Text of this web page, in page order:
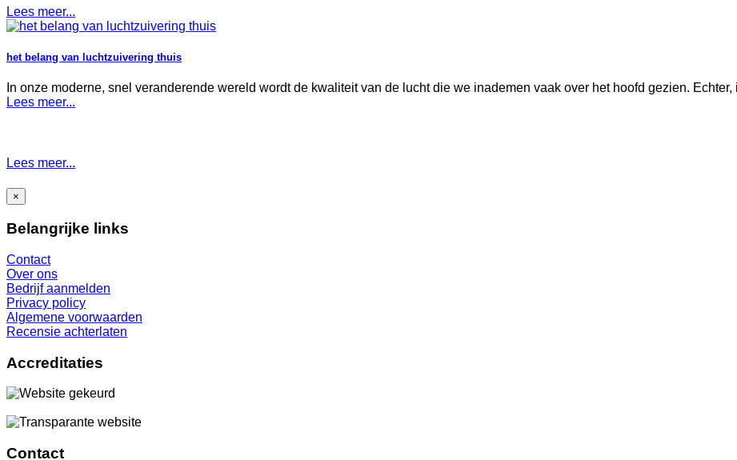
Lees meer...
het belang van luchtzuivering thuis
In onze moderne, snel veranderende wereld wordt de kwaliteit van de lucht die we inademen vaak over het hoofd gezien. Echter,
Lees meer...
Lees meer...
×
Belangrijke links
Contact
Over ons
Bedrijf aanmelden
Privacy policy
Algemene voorwaarden
Recensie achterlaten
Accreditaties
Contact